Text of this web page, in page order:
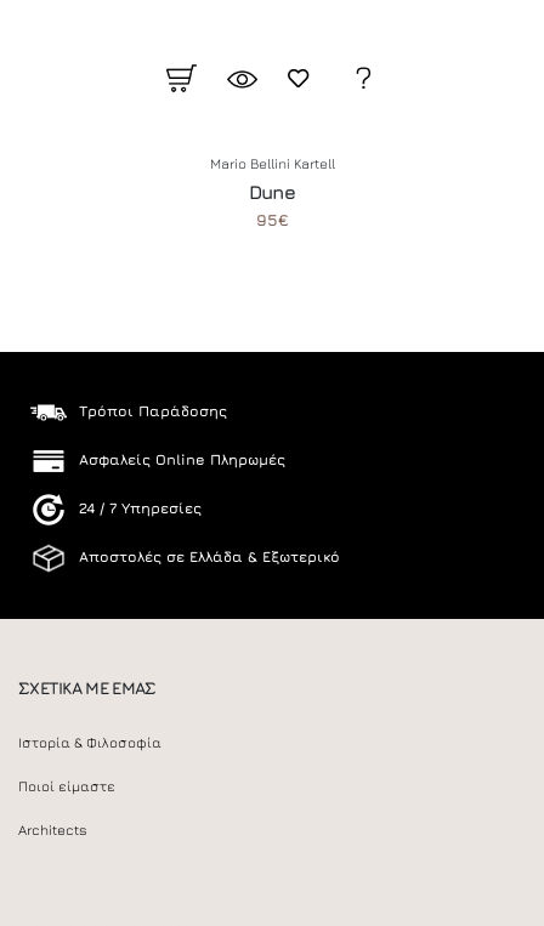
Mario Bellini Kartell
Dune
95€
Τρόποι Παράδοσης
Ασφαλείς Online Πληρωμές
24 / 7 Υπηρεσίες
Αποστολές σε Ελλάδα & Εξωτερικό
ΣΧΕΤΙΚΑ ΜΕ ΕΜΑΣ
Ιστορία & Φιλοσοφία
Ποιοί είμαστε
Architects